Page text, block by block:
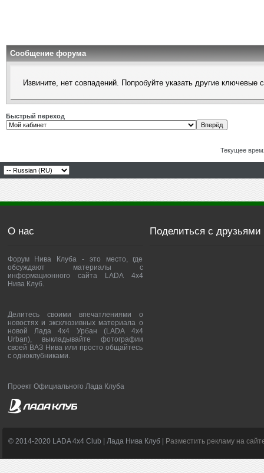
Сообщение форума
Извините, нет совпадений. Попробуйте указать другие ключевые
Быстрый переход
Текущее
О нас
Форум Нива Клуба - это место, где
обсуждают материалы с
информационного сайта LADA 4x4
Нива Клуб.
Делитесь своими впечатлениями о
новостях и эксклюзивных материала о
новой Лада 4х4 Урбан (LADA 4x4
Urban), выкладывайте фотографии
своей ВАЗ Нива или просто общайтесь
с одноклубниками.
Проект Официального Лада Клуба
Поделиться с друзьями
© 2014-2020 LADA 4x4 Club | Лада Нива Клуб | Разместить рекламу на